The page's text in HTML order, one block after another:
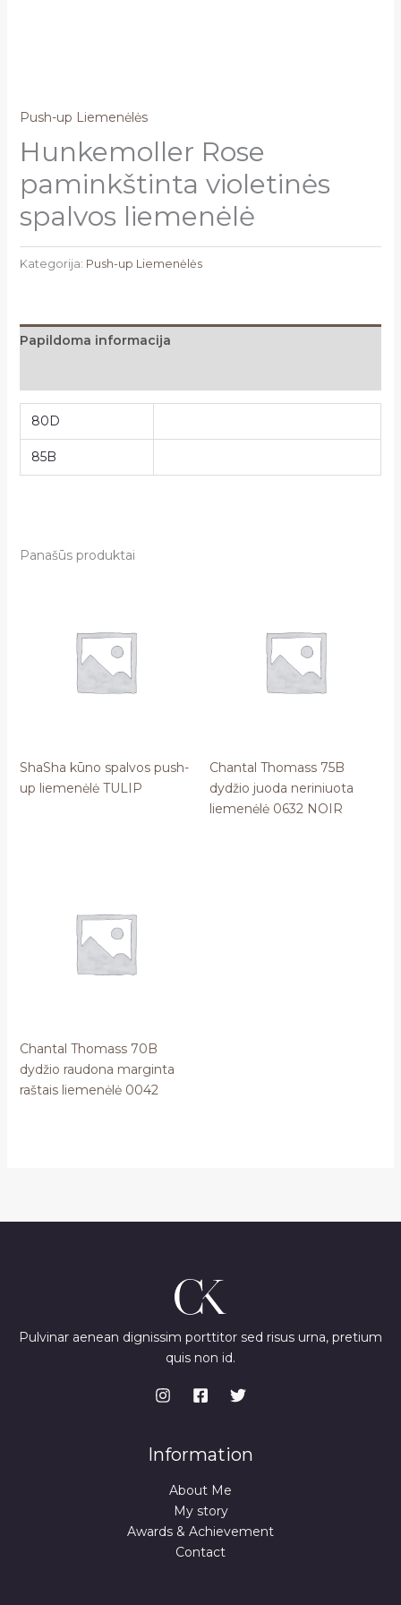
Push-up Liemenėlės
Hunkemoller Rose
paminkštinta violetinės
spalvos liemenėlė
Kategorija: Push-up Liemenėlės
Papildoma informacija
80D
85B
Panašūs produktai
ShaSha kūno spalvos push-
up liemenėlė TULIP
Chantal Thomass 75B
dydžio juoda neriniuota
liemenėlė 0632 NOIR
Chantal Thomass 70B
dydžio raudona marginta
raštais liemenėlė 0042
Pulvinar aenean dignissim porttitor sed risus urna, pretium
quis non id.
Information
About Me
My story
Awards & Achievement
Contact